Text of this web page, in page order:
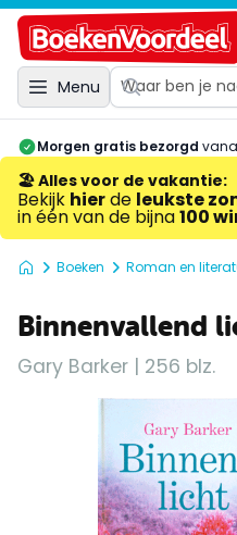
Menu
Morgen gratis bezorgd
🏖️ Alles voor de vakantie:
Bekijk hierde leukste
in één van de bijna100
Boeken Roman en
Binnenvallend
Gary Barker | 256 blz.